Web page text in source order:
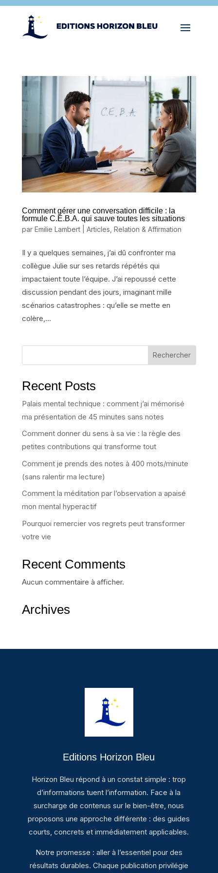
Comment gérer une conversation difficile : la
formule C.E.B.A. qui sauve toutes les situations
par Emilie Lambert| Articles Relation & Affirmation
Il y a quelques semaines, j’ai dû confronter ma
collègue Julie sur ses retards répétés qui
impactaient toute l’équipe. J’ai repoussé cette
discussion pendant des jours, imaginant mille
scénarios catastrophes : qu’elle se mette en
colère,...
Rechercher
Recent Posts
Palais mental technique : comment j’ai mémorisé
ma présentation de 45 minutes sans notes
Comment donner du sens à sa vie : la règle des
petites contributions qui transforme tout
Comment je prends des notes à 400 mots/minute
(sans ralentir ma lecture)
Comment la méditation par l’observation a apaisé
mon mental hyperactif
Pourquoi remercier vos regrets peut transformer
votre vie
Recent Comments
Aucun commentaire à afficher.
Archives
Editions Horizon Bleu
Horizon Bleu répond à un constat simple : trop
d’informations tuent l’information. Face à la
surcharge de contenus sur le bien-être, nous
proposons une approche différente : des guides
courts, concrets et immédiatement applicables.
Notre promesse : aller à l’essentiel pour des
résultats durables. Chaque publication privilégie